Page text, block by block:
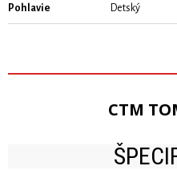
Pohlavie Detský
CTM